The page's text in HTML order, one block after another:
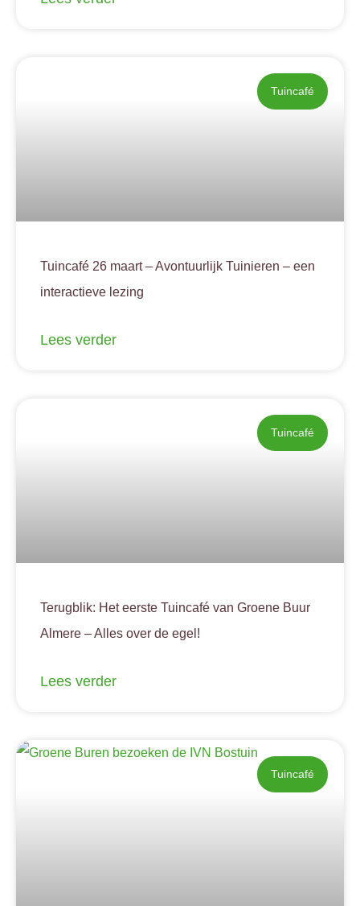
Tuincafé
Tuincafé 26 maart – Avontuurlijk Tuinieren – een
interactieve lezing
Lees verder
Tuincafé
Terugblik: Het eerste Tuincafé van Groene Buur
Almere – Alles over de egel!
Lees verder
Tuincafé